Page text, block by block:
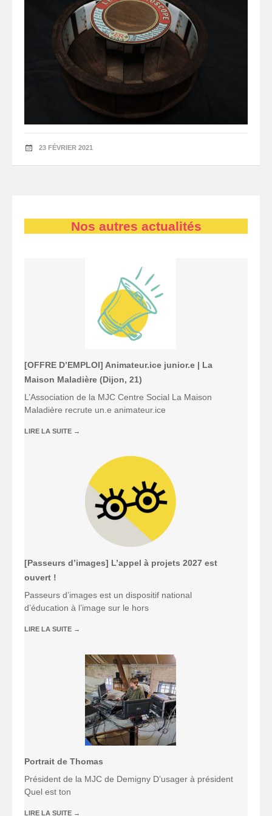
23 FÉVRIER 2021
Nos autres actualités
[OFFRE D’EMPLOI] Animateur.ice junior.e | La
Maison Maladière (Dijon, 21)
L’Association de la MJC Centre Social La Maison
Maladière recrute un.e animateur.ice
LIRE LA SUITE →
[Passeurs d’images] L’appel à projets 2027 est
ouvert !
Passeurs d’images est un dispositif national
d’éducation à l’image sur le hors
LIRE LA SUITE →
Portrait de Thomas
Président de la MJC de Demigny D’usager à président
Quel est ton
LIRE LA SUITE →